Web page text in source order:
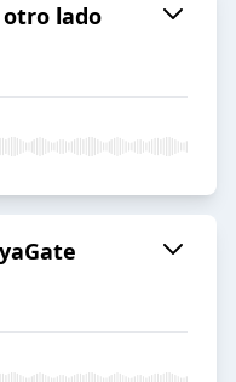
otro lado